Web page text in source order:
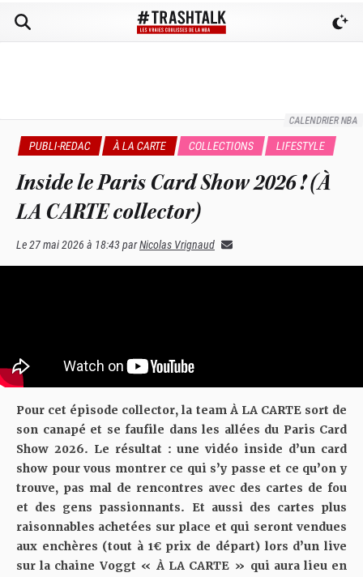
CALENDRIER NBA
PUBLI-REDAC À LA CARTE COLLECTIONS LIFESTYLE
Inside le Paris Card Show 2026 ! (À
LA CARTE collector)
Le27 mai 2026 à 18:43parNicolas Vrignaud
Pour cet épisode collector, la team À LA CARTE sort de
son canapé et se faufile dans les allées du Paris Card
Show 2026. Le résultat : une vidéo inside d’un card
show pour vous montrer ce qui s’y passe et ce qu’on y
trouve, pas mal de rencontres avec des cartes de fou
et des gens passionnants. Et aussi des cartes plus
raisonnables achetées sur place et qui seront vendues
aux enchères (tout à 1€ prix de départ) lors d’un live
surla chaine Voggt « À LA CARTE » qui aura lieu en